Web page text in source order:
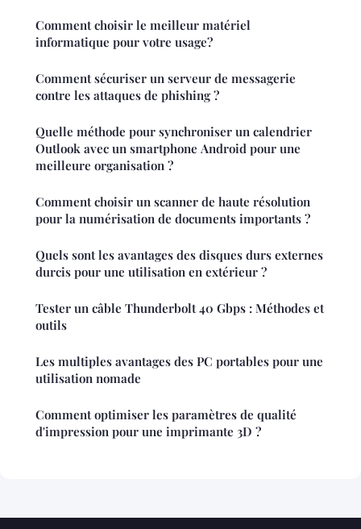
Comment choisir le meilleur matériel
informatique pour votre usage?
Comment sécuriser un serveur de messagerie
contre les attaques de phishing ?
Quelle méthode pour synchroniser un calendrier
Outlook avec un smartphone Android pour une
meilleure organisation ?
Comment choisir un scanner de haute résolution
pour la numérisation de documents importants ?
Quels sont les avantages des disques durs externes
durcis pour une utilisation en extérieur ?
Tester un câble Thunderbolt 40 Gbps : Méthodes et
outils
Les multiples avantages des PC portables pour une
utilisation nomade
Comment optimiser les paramètres de qualité
d'impression pour une imprimante 3D ?